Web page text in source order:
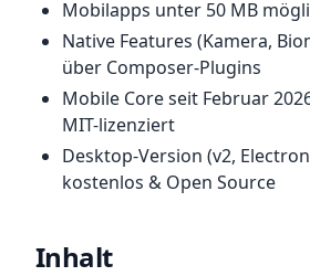
Mobilapps unter 50 MB
Native Features (Kamera,
über Composer-Plugins
Mobile Core seit Februar
MIT-lizenziert
Desktop-Version (v2,
kostenlos & Open Source
Inhalt